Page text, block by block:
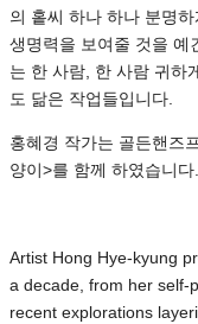
의 홑씨 하나 하나 분명
생명력을 보여줄 것을 예
는 한 사람, 한 사람 귀하
도 닮은 작업들입니다.
홍혜경 작가는 골든핸즈
양이>를 함께 하였습니다.
Artist Hong Hye-kyung
a decade, from her self-
recent explorations